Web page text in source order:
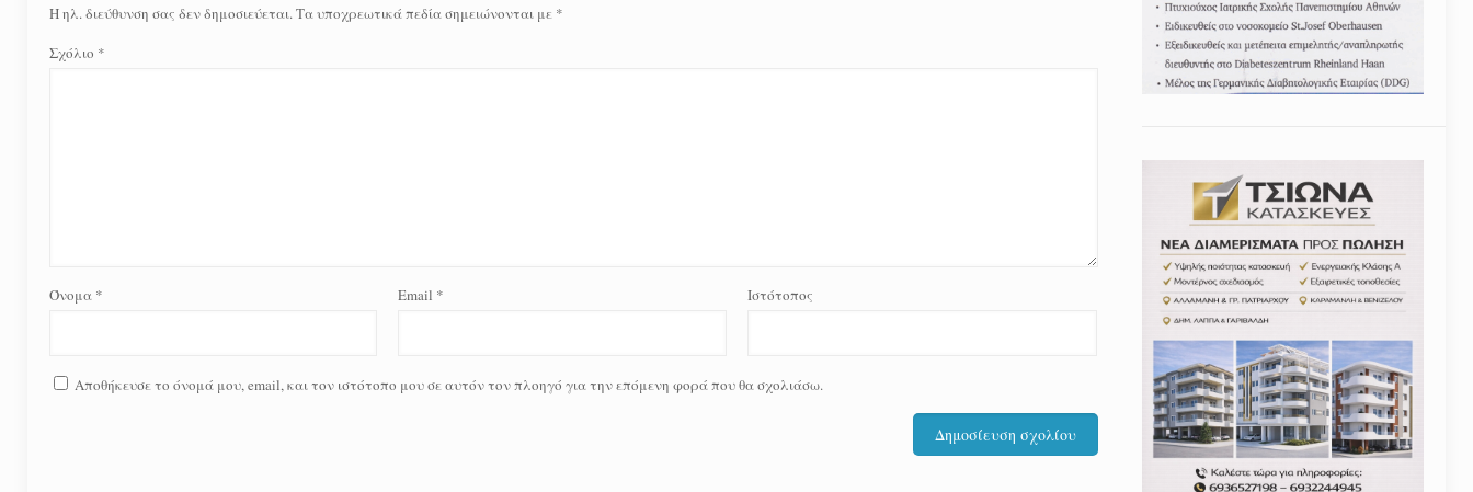
Η ηλ. διεύθυνση σας δεν δημοσιεύεται.Τα υποχρεωτικά πεδία σημειώνονται με *
Σχόλιο *
Όνομα * Email * Ιστότοπος
Αποθήκευσε το όνομά μου, email, και τον ιστότοπο μου σε αυτόν τον πλοηγό για την επόμενη φορά που θα σχολιάσω.